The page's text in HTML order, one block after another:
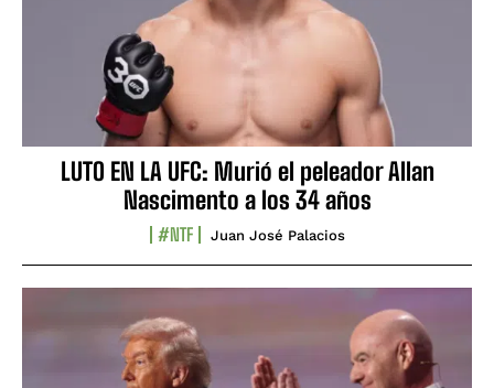
LUTO EN LA UFC: Murió el peleador Allan
Nascimento a los 34 años
#NTF Juan José Palacios